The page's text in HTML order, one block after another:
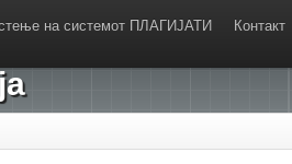
на системот ПЛАГИЈАТИ Контакт